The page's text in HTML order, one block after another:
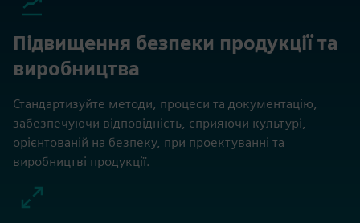
Підвищення безпеки продукції та
виробництва
Стандартизуйте методи, процеси та документацію,
забезпечуючи відповідність, сприяючи культурі,
орієнтованій на безпеку, при проектуванні та
виробництві продукції.